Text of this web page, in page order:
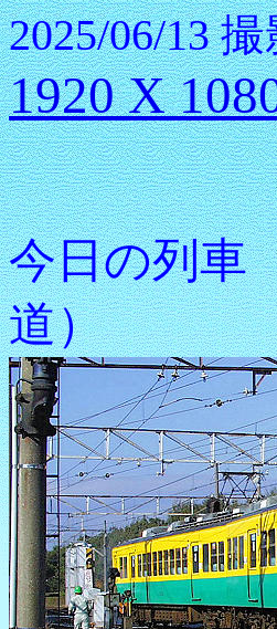
2025/06/13
1920 X
今日の列車
道）